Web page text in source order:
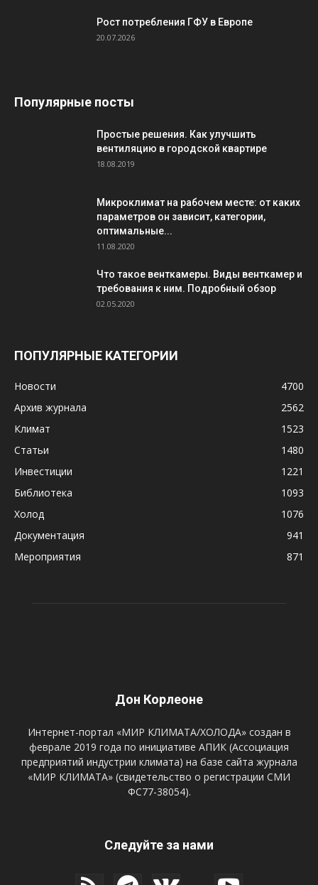
Рост потребления ГФУ в Европе
20.07.2026
Популярные посты
Простые решения. Как улучшить
вентиляцию в городской квартире
18.08.2019
Микроклимат на рабочем месте: от каких
параметров он зависит, категории,
оптимальные...
11.08.2020
Что такое венткамеры. Виды венткамер и
требования к ним. Подробный обзор
02.05.2020
ПОПУЛЯРНЫЕ КАТЕГОРИИ
Новости
4700
Архив журнала
2562
Климат
1523
Статьи
1480
Инвестиции
1221
Библиотека
1093
Холод
1076
Документация
941
Мероприятия
871
Дон Корлеоне
Интернет-портал «МИР КЛИМАТА/ХОЛОДА» создан в
феврале 2019 года по инициативе АПИК (Ассоциация
предприятий индустрии климата) на базе сайта журнала
«МИР КЛИМАТА» (свидетельство о регистрации СМИ
ФС77-38054).
Следуйте за нами